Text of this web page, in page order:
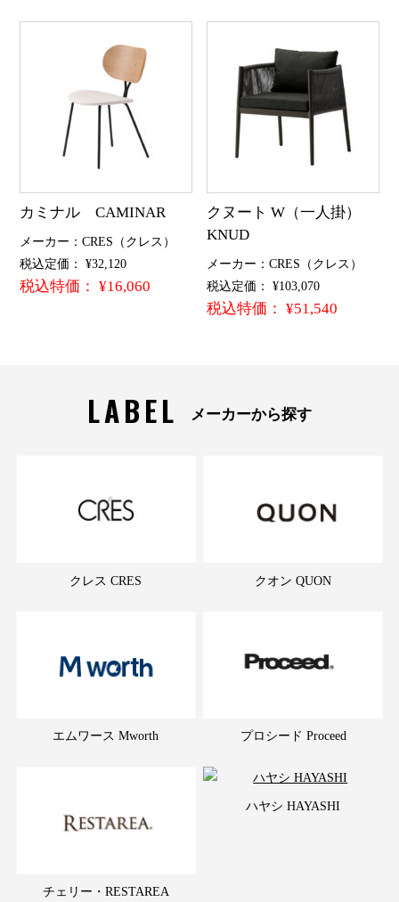
カミナル CAMINAR
メーカー：CRES（クレス）
税込定価： ¥32,120
税込特価： ¥16,060
クヌート W（一人掛）
KNUD
メーカー：CRES（クレス）
税込定価： ¥103,070
税込特価： ¥51,540
LABEL メーカーから探す
クレス CRES クオン QUON
エムワース Mworth プロシード Proceed
チェリー・RESTAREA
ハヤシ HAYASHI